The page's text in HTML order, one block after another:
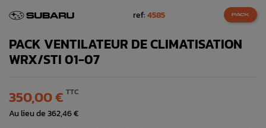
ref:4585 PACK
PACK VENTILATEUR DE CLIMATISATION
WRX/STI 01-07
350,00 € TTC
Au lieu de 362,46 €